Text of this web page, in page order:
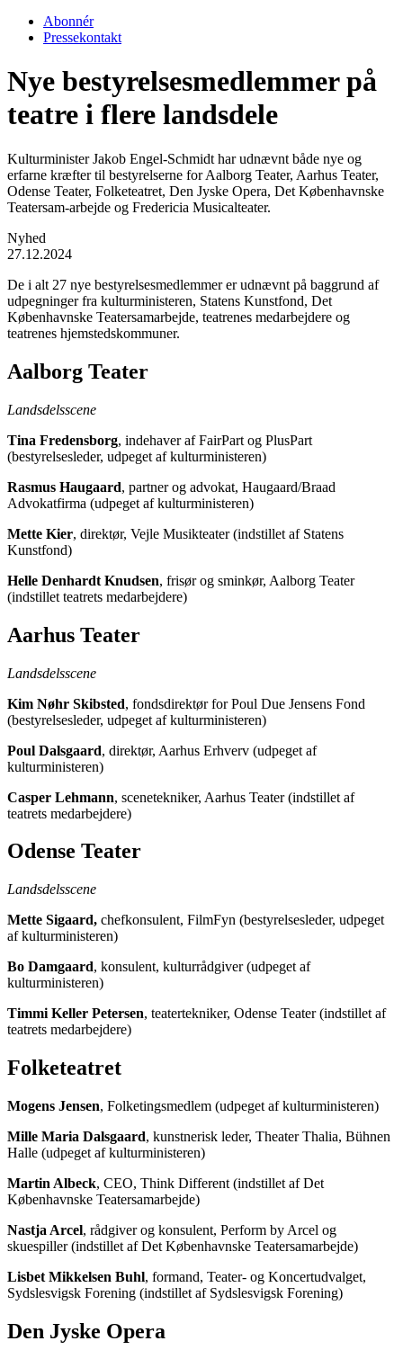
Abonnér
Pressekontakt
Nye bestyrelsesmedlemmer på
teatre i flere landsdele
Kulturminister Jakob Engel-Schmidt har udnævnt både nye og
erfarne kræfter til bestyrelserne for Aalborg Teater, Aarhus Teater,
Odense Teater, Folketeatret, Den Jyske Opera, Det Københavnske
Teatersam-arbejde og Fredericia Musicalteater.
Nyhed
27.12.2024
De i alt 27 nye bestyrelsesmedlemmer er udnævnt på baggrund af
udpegninger fra kulturministeren, Statens Kunstfond, Det
Københavnske Teatersamarbejde, teatrenes medarbejdere og
teatrenes hjemstedskommuner.
Aalborg Teater
Landsdelsscene
Tina Fredensborg, indehaver af FairPart og PlusPart
(bestyrelsesleder, udpeget af kulturministeren)
Rasmus Haugaard, partner og advokat, Haugaard/Braad
Advokatfirma (udpeget af kulturministeren)
Mette Kier, direktør, Vejle Musikteater (indstillet af Statens
Kunstfond)
Helle Denhardt Knudsen, frisør og sminkør, Aalborg Teater
(indstillet teatrets medarbejdere)
Aarhus Teater
Landsdelsscene
Kim Nøhr Skibsted, fondsdirektør for Poul Due Jensens Fond
(bestyrelsesleder, udpeget af kulturministeren)
Poul Dalsgaard, direktør, Aarhus Erhverv (udpeget af
kulturministeren)
Casper Lehmann, scenetekniker, Aarhus Teater (indstillet af
teatrets medarbejdere)
Odense Teater
Landsdelsscene
Mette Sigaard, chefkonsulent, FilmFyn (bestyrelsesleder, udpeget
af kulturministeren)
Bo Damgaard, konsulent, kulturrådgiver (udpeget af
kulturministeren)
Timmi Keller Petersen, teatertekniker, Odense Teater (indstillet af
teatrets medarbejdere)
Folketeatret
Mogens Jensen, Folketingsmedlem (udpeget af kulturministeren)
Mille Maria Dalsgaard, kunstnerisk leder, Theater Thalia, Bühnen
Halle (udpeget af kulturministeren)
Martin Albeck, CEO, Think Different (indstillet af Det
Københavnske Teatersamarbejde)
Nastja Arcel, rådgiver og konsulent, Perform by Arcel og
skuespiller (indstillet af Det Københavnske Teatersamarbejde)
Lisbet Mikkelsen Buhl, formand, Teater- og Koncertudvalget,
Sydslesvigsk Forening (indstillet af Sydslesvigsk Forening)
Den Jyske Opera